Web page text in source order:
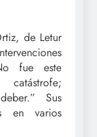
de Letur
fue este
Sus
en varios